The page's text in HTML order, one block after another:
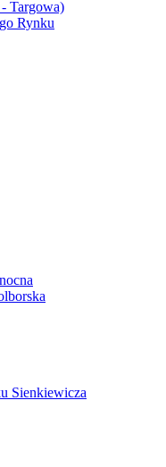
Targowa)
Rynku
Sienkiewicza